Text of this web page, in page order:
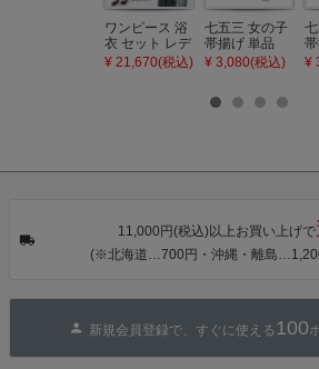
ワンピース 浴
衣 セット レデ
ィース 吸水速
タン・夜の葉
カシュクール
ワンピース 簡
単着付け 大人
¥ 21,670(税込)
七五三 女の子
帯揚げ 単品
「灰桃色」日
びあげ 和装 着
【メール便不
¥ 3,080(税込) ¥
11,000円(税込)以上お買い上げで
(※北海道…700円・沖縄・離島
新規会員登録で、すぐに使える 100